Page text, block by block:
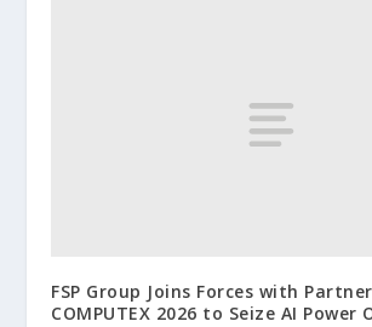
FSP Group Joins Forces with
COMPUTEX 2026 to Seize AI